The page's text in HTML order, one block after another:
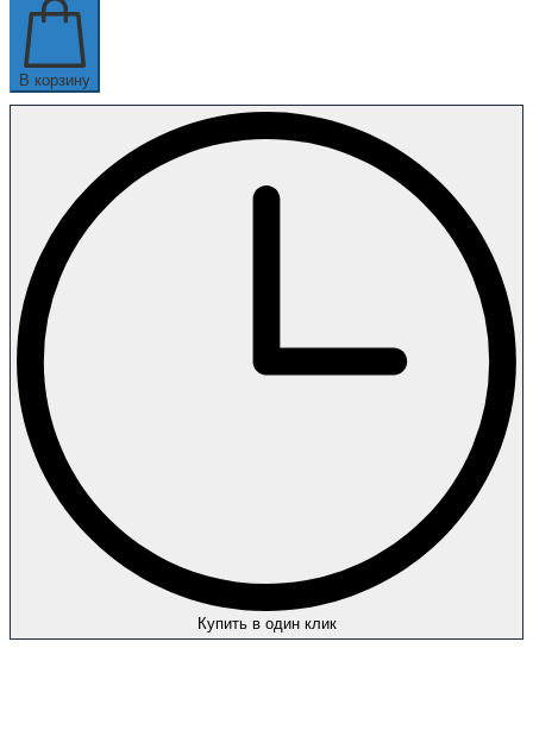
В корзину
Купить в один клик